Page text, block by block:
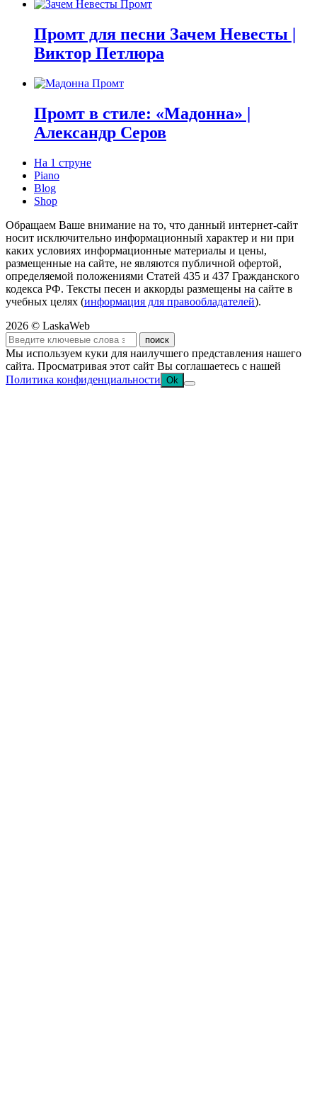
Промт для песни Зачем Невесты |
Виктор Петлюра
Промт в стиле: «Мадонна» |
Александр Серов
На 1 струне
Piano
Blog
Shop
Обращаем Ваше внимание на то, что данный интернет-сайт
носит исключительно информационный характер и ни при
каких условиях информационные материалы и цены,
размещенные на сайте, не являются публичной офертой,
определяемой положениями Статей 435 и 437 Гражданского
кодекса РФ. Тексты песен и аккорды размещены на сайте в
учебных целях (информация для правообладателей).
2026 © LaskaWeb
Мы используем куки для наилучшего представления нашего
сайта. Просматривая этот сайт Вы соглашаетесь с нашей
Политика конфиденциальности Ok